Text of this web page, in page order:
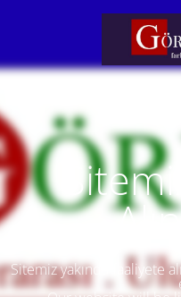
Sitemiz yakında faaliyete